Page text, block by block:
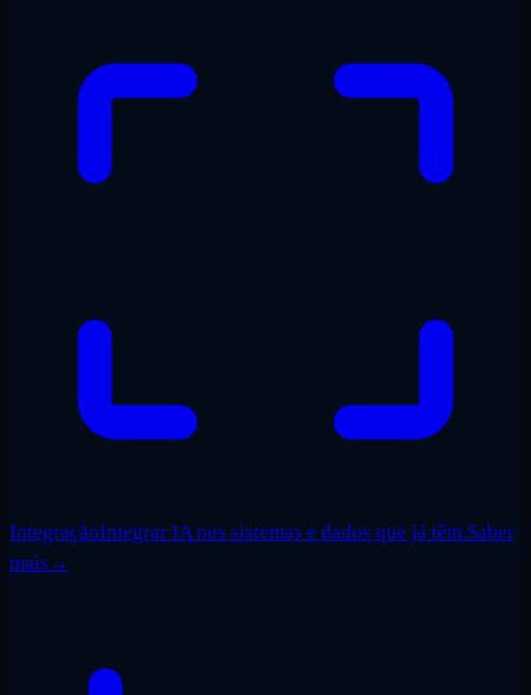
IntegraçãoIntegrar IA nos sistemas e dados que já têm.Saber
mais →